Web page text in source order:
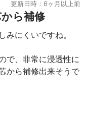
更新日時：6ヶ月以上前
ら補修
みにくいですね。
で、非常に浸透性に
から補修出来そうで